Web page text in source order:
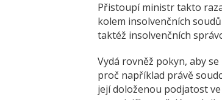
Přistoupí ministr takto
kolem insolvenčních
taktéž insolvenčních
Vydá rovněž pokyn, aby
proč například právě
její doloženou podjatost